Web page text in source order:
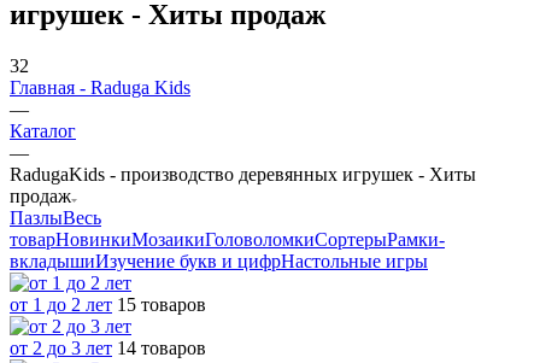
игрушек - Хиты продаж
32
Главная - Raduga Kids
—
Каталог
—
RadugaKids - производство деревянных игрушек - Хиты
продаж
ПазлыВесь
товарНовинкиМозаикиГоловоломкиСортерыРамки-
вкладышиИзучение букв и цифрНастольные игры
от 1 до 2 лет 15 товаров
от 2 до 3 лет 14 товаров